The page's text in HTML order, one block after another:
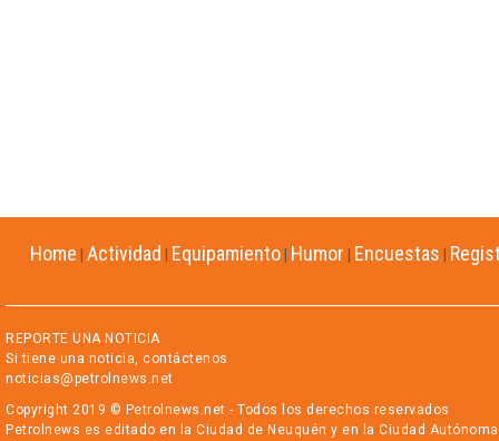
Home Actividad Equipamiento Humor Encuestas
REPORTE UNA NOTICIA
Si tiene una noticia, contáctenos
noticias@petrolnews.net
Copyright 2019 © Petrolnews.net - Todos los derechos reservados
Petrolnews es editado en la Ciudad de Neuquén y en la Ciudad Autónoma